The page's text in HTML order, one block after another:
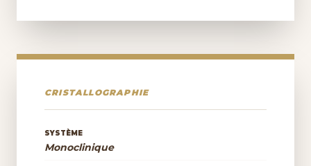
CRISTALLOGRAPHIE
SYSTÈME
Monoclinique